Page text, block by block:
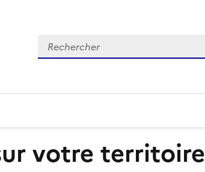
Rechercher
votre territoire